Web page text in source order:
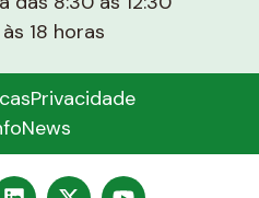
18 horas
Privacidade